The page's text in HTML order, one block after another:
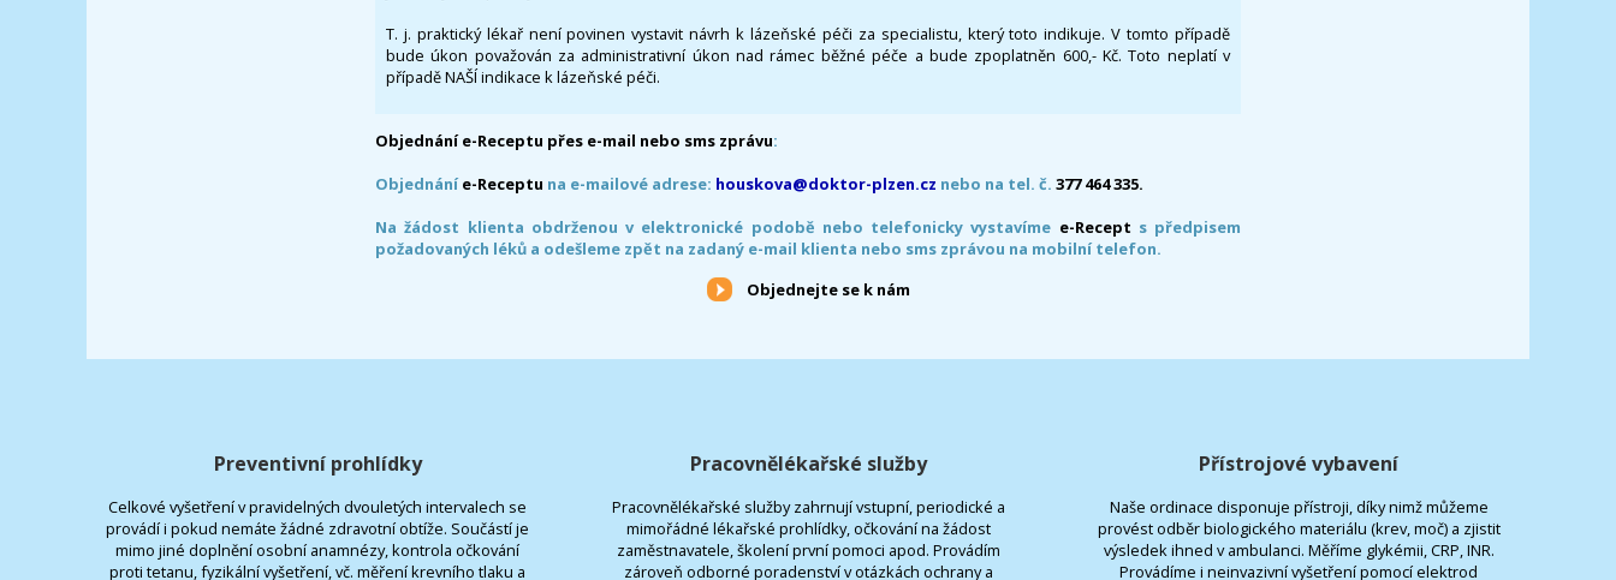
T. j. praktický lékař není povinen vystavit návrh k lázeňské péči za specialistu, který toto indikuje. V tomto případě
bude úkon považován za administrativní úkon nad rámec běžné péče a bude zpoplatněn 600,- Kč. Toto neplatí v
případě NAŠÍ indikace k lázeňské péči.
Objednání e-Receptu přes e-mail nebo sms zprávu:
Objednáníe-Receptu na e-mailové adrese: houskova@doktor-plzen.cz nebo na tel. č. 377 464 335.
Na žádost klienta obdrženou v elektronické podobě nebo telefonicky vystavíme e-Recept s předpisem
požadovaných léků a odešleme zpět na zadaný e-mail klienta nebo sms zprávou na mobilní telefon.
Objednejte se k nám
Preventivní prohlídky
Celkové vyšetření v pravidelných dvouletých intervalech se
provádí i pokud nemáte žádné zdravotní obtíže. Součástí je
mimo jiné doplnění osobní anamnézy, kontrola očkování
proti tetanu, fyzikální vyšetření, vč. měření krevního tlaku a
Pracovnělékařské služby
Pracovnělékařské služby zahrnují vstupní, periodické a
mimořádné lékařské prohlídky, očkování na žádost
zaměstnavatele, školení první pomoci apod. Provádím
zároveň odborné poradenství v otázkách ochrany a
Přístrojové vybavení
Naše ordinace disponuje přístroji, díky nimž můžeme
provést odběr biologického materiálu (krev, moč) a zjistit
výsledek ihned v ambulanci. Měříme glykémii, CRP, INR.
Provádíme i neinvazivní vyšetření pomocí elektrod